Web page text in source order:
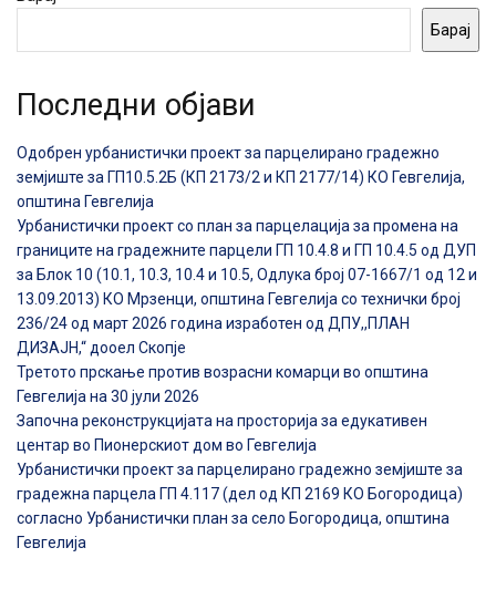
Барај
Последни објави
Одобрен урбанистички проект за парцелирано градежно
земјиште за ГП10.5.2Б (КП 2173/2 и КП 2177/14) КО Гевгелија,
општина Гевгелија
Урбанистички проект со план за парцелација за промена на
границите на градежните парцели ГП 10.4.8 и ГП 10.4.5 од ДУП
за Блок 10 (10.1, 10.3, 10.4 и 10.5, Одлука број 07-1667/1 од 12 и
13.09.2013) КО Мрзенци, општина Гевгелија со технички број
236/24 од март 2026 година изработен од ДПУ,,ПЛАН
ДИЗАЈН,“ дооел Скопје
Третото прскање против возрасни комарци во општина
Гевгелија на 30 јули 2026
Започна реконструкцијата на просторија за едукативен
центар во Пионерскиот дом во Гевгелија
Урбанистички проект за парцелирано градежно земјиште за
градежна парцела ГП 4.117 (дел од КП 2169 КО Богородица)
согласно Урбанистички план за село Богородица, општина
Гевгелија